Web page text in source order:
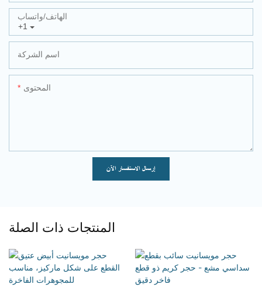
+1
الهاتف/واتساب
اسم الشركة
المحتوى
إرسال الاستفسار الآن
المنتجات ذات الصلة